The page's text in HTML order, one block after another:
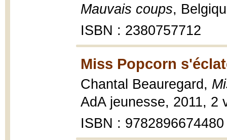
Mauvais coups,
ISBN : 2380757712
Miss Popcorn
Chantal Beauregard,
AdA jeunesse, 2011, 2
ISBN : 9782896674480